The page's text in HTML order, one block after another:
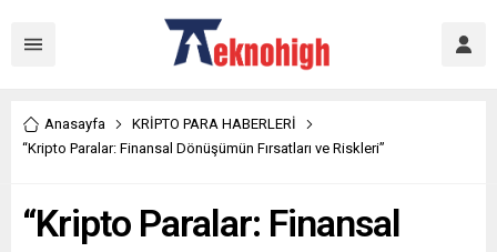
Anasayfa
KRİPTO PARA HABERLERİ
“Kripto Paralar: Finansal Dönüşümün Fırsatları ve Riskleri”
“Kripto Paralar: Finansal